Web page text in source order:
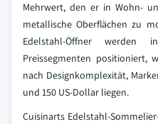
Mehrwert, den er in Wohn-
metallische Oberflächen zu
Edelstahl-Öffner
Preissegmenten positioniert,
nach Designkomplexität,
und 150 US-Dollar liegen.
Cuisinarts Edelstahl-